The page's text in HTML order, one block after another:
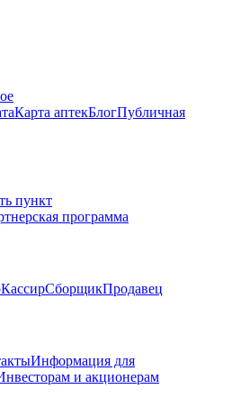
Карта аптекБлогПубличная
пункт
программа
КассирСборщикПродавец
Информация для
и акционерам